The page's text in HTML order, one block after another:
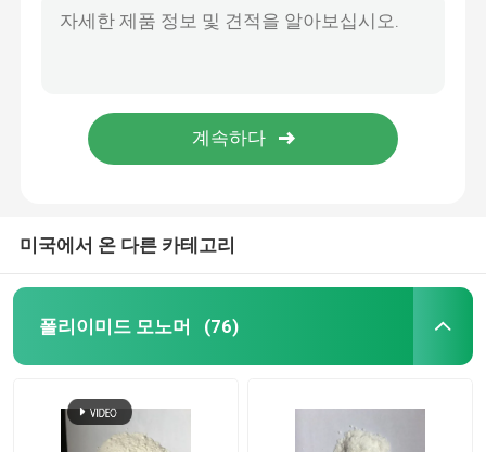
유기적 광기전력 재료
대인 서비스 원료
화장 원료
미국에서 온 다른 카테고리
폴리이미드 모노머 (76)